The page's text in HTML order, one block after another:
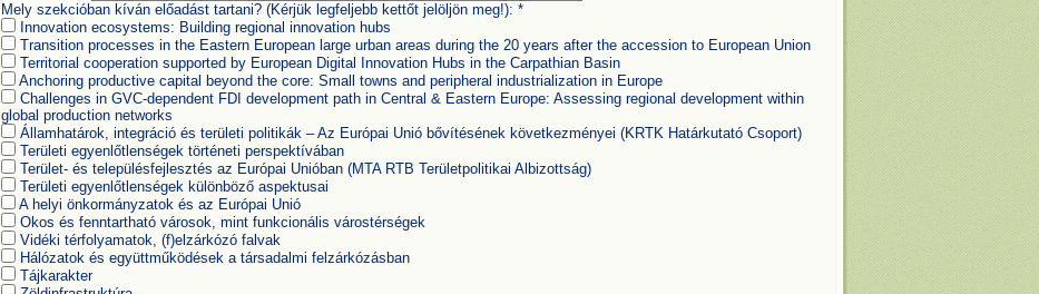
Mely szekcióban kíván előadást tartani? (Kérjük legfeljebb kettőt jelöljön meg!): *
Innovation ecosystems: Building regional innovation hubs
Transition processes in the Eastern European large urban areas during the 20 years after the accession to European Union
Territorial cooperation supported by European Digital Innovation Hubs in the Carpathian Basin
Anchoring productive capital beyond the core: Small towns and peripheral industrialization in Europe
Challenges in GVC-dependent FDI development path in Central & Eastern Europe: Assessing regional development within
global production networks
Államhatárok, integráció és területi politikák – Az Európai Unió bővítésének következményei (KRTK Határkutató Csoport)
Területi egyenlőtlenségek történeti perspektívában
Terület- és településfejlesztés az Európai Unióban (MTA RTB Területpolitikai Albizottság)
Területi egyenlőtlenségek különböző aspektusai
A helyi önkormányzatok és az Európai Unió
Okos és fenntartható városok, mint funkcionális várostérségek
Vidéki térfolyamatok, (f)elzárkózó falvak
Hálózatok és együttműködések a társadalmi felzárkózásban
Tájkarakter